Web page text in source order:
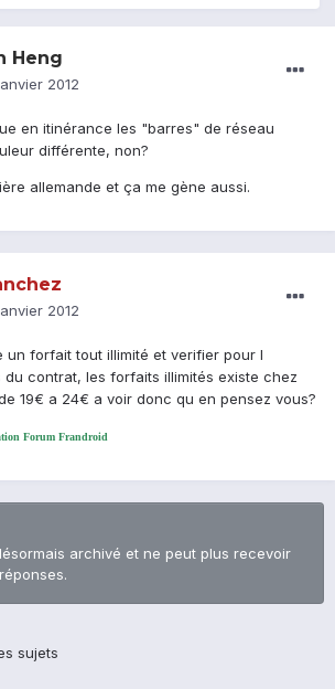
Heng
2012
en itinérance les "barres" de réseau
différente, non?
allemande et ça me gène aussi.
2012
un forfait tout illimité et verifier pour l
contrat, les forfaits illimités existe chez
19€ a 24€ a voir donc qu en pensez vous?
Forum Frandroid
archivé et ne peut plus recevoir
sujets